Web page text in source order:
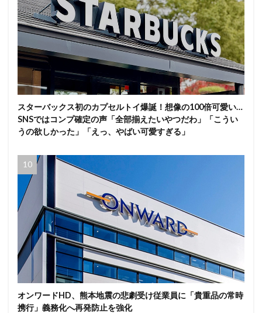
スターバックス初のカプセルトイ爆誕！想像の100倍可愛い…
SNSではコンプ確定の声「全部揃えたいやつだわ」「こうい
うの欲しかった」「えっ、やばい可愛すぎる」
オンワードHD、熊本地震の悲劇受け従業員に「貴重品の常時
携行」義務化へ再発防止を強化